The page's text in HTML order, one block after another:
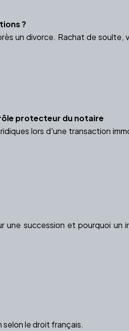
?
un divorce. Rachat de
protecteur du notaire
lors d'une transaction
succession et pourquoi un
le droit français.